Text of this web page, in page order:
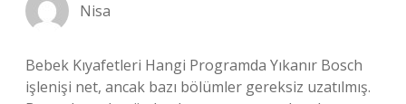
Nisa
Bebek Kıyafetleri Hangi Programda Yıkanır Bosch
işlenişi net, ancak bazı bölümler gereksiz uzatılmış.